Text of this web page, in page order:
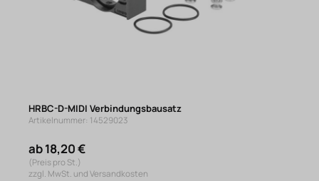
HRBC-D-MIDI Verbindungsbausatz
Artikelnummer: 14529023
ab 18,20 €
(Preis pro St.)
zzgl. MwSt. und Versandkosten